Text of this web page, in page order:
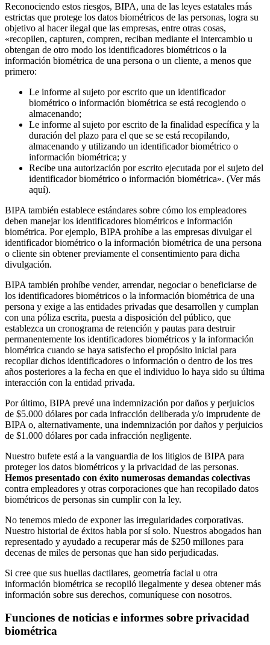
Reconociendo estos riesgos, BIPA, una de las leyes estatales más
estrictas que protege los datos biométricos de las personas, logra su
objetivo al hacer ilegal que las empresas, entre otras cosas,
«recopilen, capturen, compren, reciban mediante el intercambio u
obtengan de otro modo los identificadores biométricos o la
información biométrica de una persona o un cliente, a menos que
primero:
Le informe al sujeto por escrito que un identificador
biométrico o información biométrica se está recogiendo o
almacenando;
Le informe al sujeto por escrito de la finalidad específica y la
duración del plazo para el que se se está recopilando,
almacenando y utilizando un identificador biométrico o
información biométrica; y
Recibe una autorización por escrito ejecutada por el sujeto del
identificador biométrico o información biométrica». (Ver más
aquí).
BIPA también establece estándares sobre cómo los empleadores
deben manejar los identificadores biométricos e información
biométrica. Por ejemplo, BIPA prohíbe a las empresas divulgar el
identificador biométrico o la información biométrica de una persona
o cliente sin obtener previamente el consentimiento para dicha
divulgación.
BIPA también prohíbe vender, arrendar, negociar o beneficiarse de
los identificadores biométricos o la información biométrica de una
persona y exige a las entidades privadas que desarrollen y cumplan
con una póliza escrita, puesta a disposición del público, que
establezca un cronograma de retención y pautas para destruir
permanentemente los identificadores biométricos y la información
biométrica cuando se haya satisfecho el propósito inicial para
recopilar dichos identificadores o información o dentro de los tres
años posteriores a la fecha en que el individuo lo haya sido su última
interacción con la entidad privada.
Por último, BIPA prevé una indemnización por daños y perjuicios
de $5.000 dólares por cada infracción deliberada y/o imprudente de
BIPA o, alternativamente, una indemnización por daños y perjuicios
de $1.000 dólares por cada infracción negligente.
Nuestro bufete está a la vanguardia de los litigios de BIPA para
proteger los datos biométricos y la privacidad de las personas.
Hemos presentado con éxito numerosas demandas colectivas
contra empleadores y otras corporaciones que han recopilado datos
biométricos de personas sin cumplir con la ley.
No tenemos miedo de exponer las irregularidades corporativas.
Nuestro historial de éxitos habla por sí solo. Nuestros abogados han
representado y ayudado a recuperar más de $250 millones para
decenas de miles de personas que han sido perjudicadas.
Si cree que sus huellas dactilares, geometría facial u otra
información biométrica se recopiló ilegalmente y desea obtener más
información sobre sus derechos, comuníquese con nosotros.
Funciones de noticias e informes sobre privacidad
biométrica